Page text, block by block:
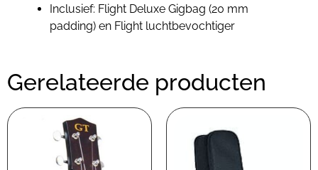
Inclusief: Flight Deluxe Gigbag (20 mm
padding) en Flight luchtbevochtiger
Gerelateerde producten